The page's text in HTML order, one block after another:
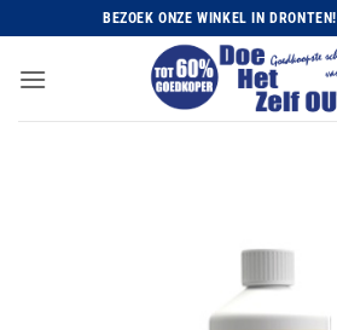
naar
inhoud
BEZOEK ONZE WINKEL IN DRONTEN!